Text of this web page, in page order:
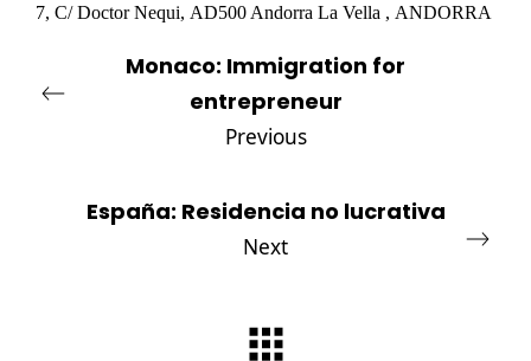
7, C/ Doctor Nequi, AD500 Andorra La Vella , ANDORRA
Monaco: Immigration for
entrepreneur
Previous
España: Residencia no lucrativa
Next